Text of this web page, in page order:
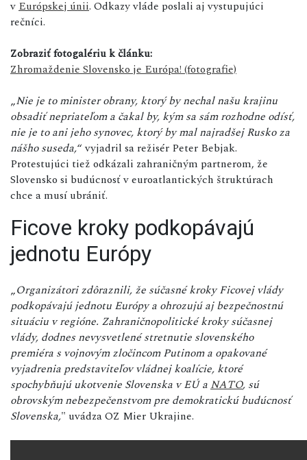
v Európskej únii. Odkazy vláde poslali aj vystupujúci
rečníci.
Zobraziť fotogalériu k článku:
Zhromaždenie Slovensko je Európa! (fotografie)
„Nie je to minister obrany, ktorý by nechal našu krajinu
obsadiť nepriateľom a čakal by, kým sa sám rozhodne odísť,
nie je to ani jeho synovec, ktorý by mal najradšej Rusko za
nášho suseda,“ vyjadril sa režisér Peter Bebjak.
Protestujúci tiež odkázali zahraničným partnerom, že
Slovensko si budúcnosť v euroatlantických štruktúrach
chce a musí ubrániť.
Ficove kroky podkopávajú
jednotu Európy
„Organizátori zdôraznili, že súčasné kroky Ficovej vlády
podkopávajú jednotu Európy a ohrozujú aj bezpečnostnú
situáciu v regióne. Zahraničnopolitické kroky súčasnej
vlády, dodnes nevysvetlené stretnutie slovenského
premiéra s vojnovým zločincom Putinom a opakované
vyjadrenia predstaviteľov vládnej koalície, ktoré
spochybňujú ukotvenie Slovenska v EÚ a NATO, sú
obrovským nebezpečenstvom pre demokratickú budúcnosť
Slovenska," uvádza OZ Mier Ukrajine.